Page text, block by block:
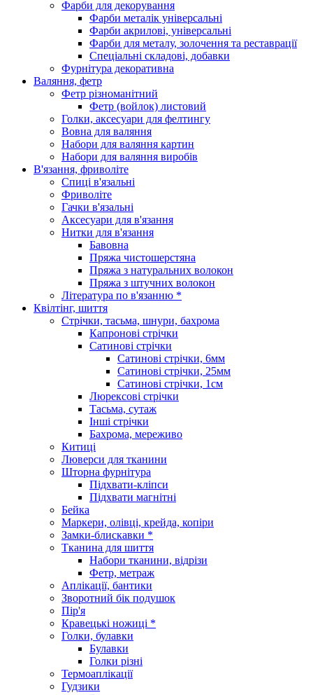
Фарби для декорування
Фарби металік універсальні
Фарби акрилові, універсальні
Фарби для металу, золочення та реставрації
Спеціальні складові, добавки
Фурнітура декоративна
Валяння, фетр
Фетр різноманітний
Фетр (войлок) листовий
Голки, аксесуари для фелтингу
Вовна для валяння
Набори для валяння картин
Набори для валяння виробів
В'язання, фриволіте
Спиці в'язальні
Фриволіте
Гачки в'язальні
Аксесуари для в'язання
Нитки для в'язання
Бавовна
Пряжа чистошерстяна
Пряжа з натуральних волокон
Пряжа з штучних волокон
Література по в'язанню *
Квілтінг, шиття
Стрічки, тасьма, шнури, бахрома
Капронові стрічки
Сатинові стрічки
Сатинові стрічки, 6мм
Сатинові стрічки, 25мм
Сатинові стрічки, 1см
Люрексові стрічки
Тасьма, сутаж
Інші стрічки
Бахрома, мереживо
Китиці
Люверси для тканини
Шторна фурнітура
Підхвати-кліпси
Підхвати магнітні
Бейка
Маркери, олівці, крейда, копіри
Замки-блискавки *
Тканина для шиття
Набори тканини, відрізи
Фетр, метраж
Аплікації, бантики
Зворотний бік подушок
Пір'я
Кравецькі ножиці *
Голки, булавки
Булавки
Голки різні
Термоаплікації
Гудзики